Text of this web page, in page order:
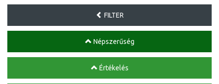
FILTER
Népszerűség
Értékelés